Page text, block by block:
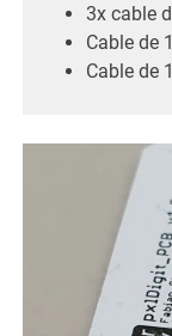
3x cable
Cable de
Cable de